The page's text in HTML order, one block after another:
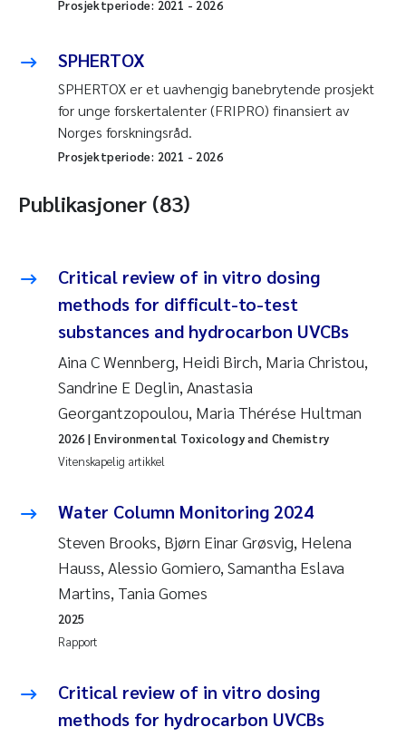
Prosjektperiode: 2021 - 2026
SPHERTOX
SPHERTOX er et uavhengig banebrytende prosjekt
for unge forskertalenter (FRIPRO) finansiert av
Norges forskningsråd.
Prosjektperiode: 2021 - 2026
Publikasjoner (83)
Critical review of in vitro dosing
methods for difficult-to-test
substances and hydrocarbon UVCBs
Aina C Wennberg, Heidi Birch, Maria Christou,
Sandrine E Deglin, Anastasia
Georgantzopoulou, Maria Thérése Hultman
Vitenskapelig artikkel
2026 | Environmental Toxicology and Chemistry
Water Column Monitoring 2024
Steven Brooks, Bjørn Einar Grøsvig, Helena
Hauss, Alessio Gomiero, Samantha Eslava
Martins, Tania Gomes
Rapport
2025
Critical review of in vitro dosing
methods for hydrocarbon UVCBs